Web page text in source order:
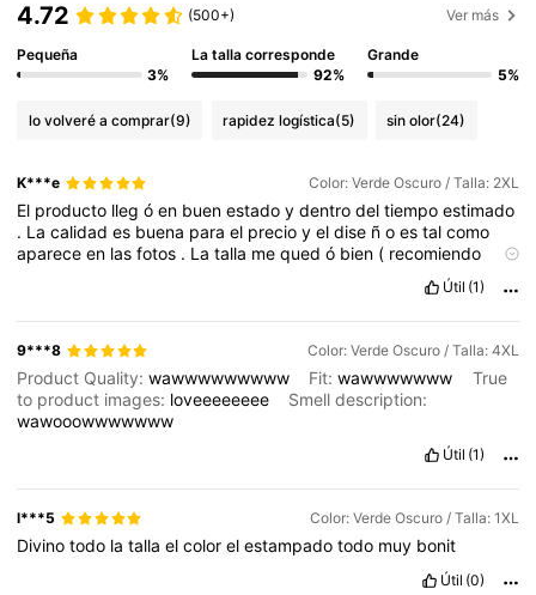
4.72 (500+) Ver más
Pequeña
3%
La talla corresponde
92%
Grande
5%
lo volveré a comprar(9) rapidez logística(5) sin olor(24)
K***e Color: Verde Oscuro / Talla: 2XL
El producto llegóen buenestadoydentrodeltiempoestimado
. Lacalidades buena parael precioyeldise ñoestalcomo
apareceen lasfotos . Latalla mequedó bien ( recomiendo
material
hechos.Engeneral
,estoysatisfecha/oconlacompraysílovolveríaacomprar
recomendar
Útil (1)
9***8 Color: Verde Oscuro / Talla: 4XL
Product Quality:wawwwwwwwww Fit:wawwwwwww
True
to product images: loveeeeeeee
Smell description:
wawooowwwwwww
Útil (1)
l***5 Color: Verde Oscuro / Talla: 1XL
Divinotodo latallaelcolorelestampadotodo muy bonit
Útil (0)